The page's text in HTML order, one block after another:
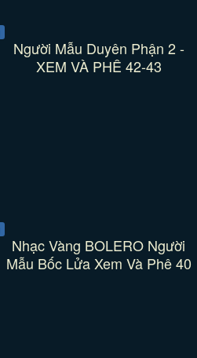
Người Mẫu Duyên Phận 2 -
XEM VÀ PHÊ 42-43
Nhạc Vàng BOLERO Người
Mẫu Bốc Lửa Xem Và Phê 40